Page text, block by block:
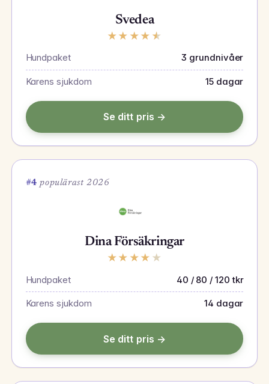
Svedea
★ ★ ★ ★ ★
Hundpaket 3 grundnivåer
Karens sjukdom 15 dagar
Se ditt pris →
#4 populärast 2026
Dina Försäkringar
★ ★ ★ ★ ★
Hundpaket 40 / 80 / 120 tkr
Karens sjukdom 14 dagar
Se ditt pris →